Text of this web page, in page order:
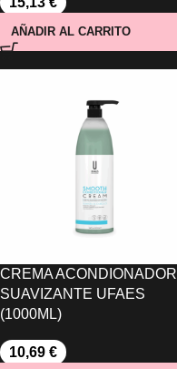
AÑADIR AL CARRITO
CREMA ACONDIONADOR
SUAVIZANTE UFAES
(1000ML)
10,69 €